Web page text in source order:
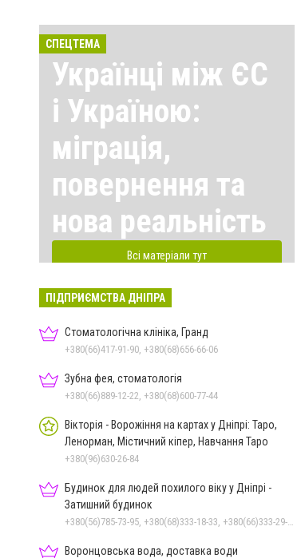
СПЕЦТЕМА
Українці між ЄС
і Україною:
міграція,
повернення та
нова реальність
Всі матеріали тут
ПІДПРИЄМСТВА ДНІПРА
Стоматологічна клініка, Гранд
+380(66)417-91-90, +380(68)656-66-06
Зубна фея, стоматологія
+380(66)889-12-22, +380(68)600-77-44
Вікторія - Ворожіння на картах у Дніпрі: Таро,
Ленорман, Містичний кіпер, Навчання Таро
+380(96)630-26-84
Будинок для людей похилого віку у Дніпрі -
Затишний будинок
Воронцовська вода, доставка води